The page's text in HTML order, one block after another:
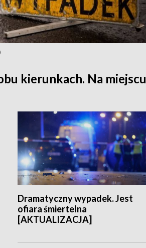
kierunkach. Na miejscu
Dramatyczny wypadek. Jest
ofiara śmiertelna
[AKTUALIZACJA]